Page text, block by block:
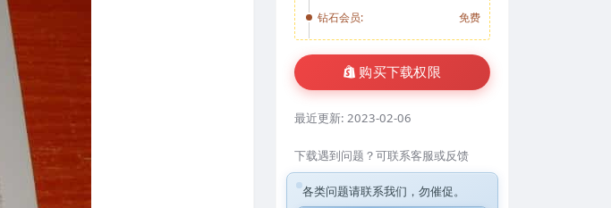
钻石会员:
免费
购买下载权限
最近更新: 2023-02-06
下载遇到问题？可联系客服或反馈
各类问题请联系我们，勿催促。